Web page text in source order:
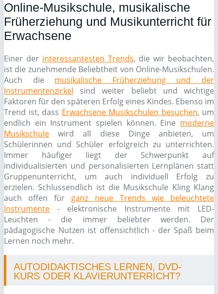
Online-Musikschule, musikalische
Früherziehung und Musikunterricht für
Erwachsene
Einer der interessantesten Trends, die wir beobachten,
ist die zunehmende Beliebtheit von Online-Musikschulen.
Auch die musikalische Früherziehung und der
Instrumentenzirkel sind weiter beliebt und wichtige
Faktoren für den späteren Erfolg eines Kindes. Ebenso im
Trend ist, dass Erwachsene Musikschulen besuchen, um
endlich ein Instrument spielen können. Eine moderne
Musikschule wird all diese Dinge anbieten, um
Schülerinnen und Schüler erfolgreich zu unterrichten.
Immer häufiger liegt der Schwerpunkt auf
individualisierten und personalisierten Lernplänen statt
Gruppenunterricht, um auch individuell Erfolg zu
erzielen. Schlussendlich ist die Musikschule Kling Klang
auch offen für ganz neue Trends wie beleuchtete
Instrumente - elektronische Instrumente mit LED-
Leuchten - die immer beliebter werden. Der
pädagogische Nutzen ist offensichtlich - der Spaß beim
Lernen noch mehr.
AUTODIDAKTISCHES LERNEN, DVD-
KURS ODER KLAVIERUNTERRICHT?